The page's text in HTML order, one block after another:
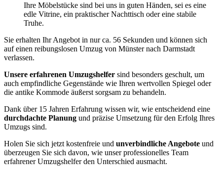
Ihre Möbelstücke sind bei uns in guten Händen, sei es eine
edle Vitrine, ein praktischer Nachttisch oder eine stabile
Truhe.
Sie erhalten Ihr Angebot in nur ca. 56 Sekunden und können sich
auf einen reibungslosen Umzug von Münster nach Darmstadt
verlassen.
Unsere erfahrenen Umzugshelfer sind besonders geschult, um
auch empfindliche Gegenstände wie Ihren wertvollen Spiegel oder
die antike Kommode äußerst sorgsam zu behandeln.
Dank über 15 Jahren Erfahrung wissen wir, wie entscheidend eine
durchdachte Planung und präzise Umsetzung für den Erfolg Ihres
Umzugs sind.
Holen Sie sich jetzt kostenfreie und unverbindliche Angebote und
überzeugen Sie sich davon, wie unser professionelles Team
erfahrener Umzugshelfer den Unterschied ausmacht.